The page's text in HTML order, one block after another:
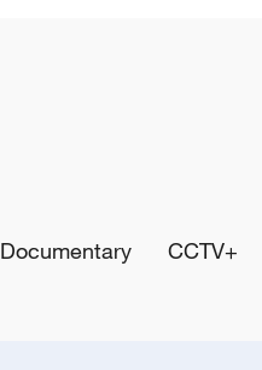
Documentary CCTV+